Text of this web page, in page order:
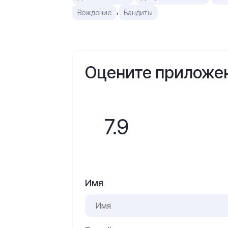
Вождение , Бандиты
Оцените
7.9
Имя